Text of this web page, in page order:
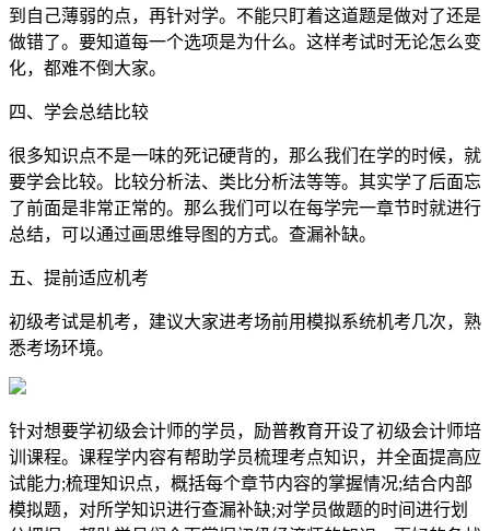
到自己薄弱的点，再针对学。不能只盯着这道题是做对了还是
做错了。要知道每一个选项是为什么。这样考试时无论怎么变
化，都难不倒大家。
四、学会总结比较
很多知识点不是一味的死记硬背的，那么我们在学的时候，就
要学会比较。比较分析法、类比分析法等等。其实学了后面忘
了前面是非常正常的。那么我们可以在每学完一章节时就进行
总结，可以通过画思维导图的方式。查漏补缺。
五、提前适应机考
初级考试是机考，建议大家进考场前用模拟系统机考几次，熟
悉考场环境。
针对想要学初级会计师的学员，励普教育开设了初级会计师培
训课程。课程学内容有帮助学员梳理考点知识，并全面提高应
试能力;梳理知识点，概括每个章节内容的掌握情况;结合内部
模拟题，对所学知识进行查漏补缺;对学员做题的时间进行划